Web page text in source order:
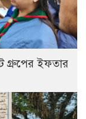
গ্রুপের ইফতার